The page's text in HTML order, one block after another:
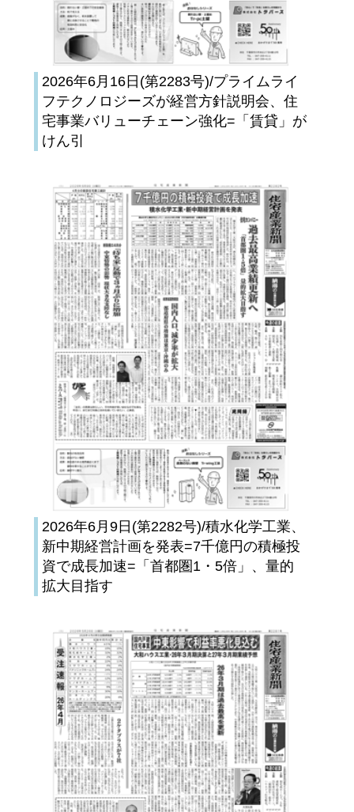
2026年6月16日(第2283号)/プライムライ
フテクノロジーズが経営方針説明会、住
宅事業バリューチェーン強化=「賃貸」が
けん引
2026年6月9日(第2282号)/積水化学工業、
新中期経営計画を発表=7千億円の積極投
資で成長加速=「首都圏1・5倍」、量的
拡大目指す